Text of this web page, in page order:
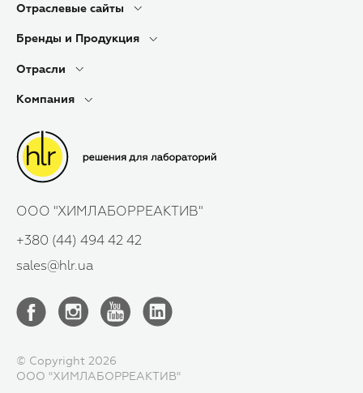
Отраслевые сайты
Бренды и Продукция
Отрасли
Компания
ООО "ХИМЛАБОРРЕАКТИВ"
+380 (44) 494 42 42
sales@hlr.ua
© Copyright 2026
ООО "ХИМЛАБОРРЕАКТИВ"